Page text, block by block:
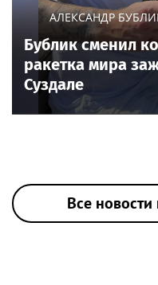
АЛЕКСАНДР
Бублик сменил
ракетка мира
Суздале
Все